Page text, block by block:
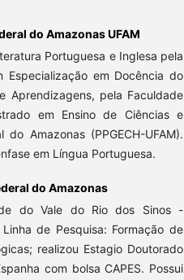
do Amazonas UFAM
Portuguesa e Inglesa pela
Especialização em Docência do
Aprendizagens, pela Faculdade
em Ensino de Ciências e
Amazonas (PPGECH-UFAM).
em Língua Portuguesa.
do Amazonas
do Vale do Rio dos Sinos -
de Pesquisa: Formação de
realizou Estagio Doutorado
com bolsa CAPES. Possui